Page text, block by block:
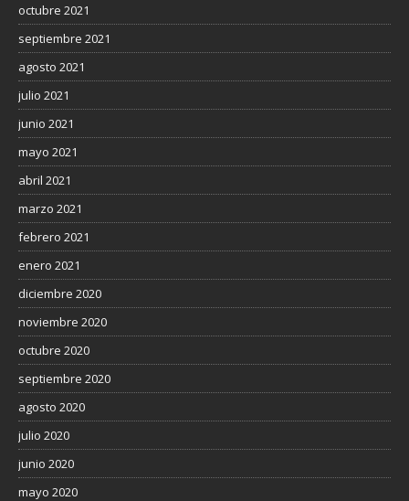
octubre 2021
septiembre 2021
agosto 2021
julio 2021
junio 2021
mayo 2021
abril 2021
marzo 2021
febrero 2021
enero 2021
diciembre 2020
noviembre 2020
octubre 2020
septiembre 2020
agosto 2020
julio 2020
junio 2020
mayo 2020